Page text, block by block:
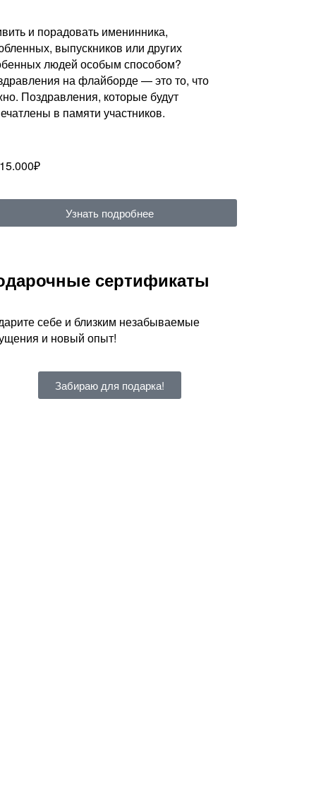
и порадовать именинника,
выпускников или других
людей особым способом?
на флайборде — это то, что
Поздравления, которые будут
в памяти участников.
Узнать подробнее
сертификаты
себе и близким незабываемые
и новый опыт!
Забираю для подарка!